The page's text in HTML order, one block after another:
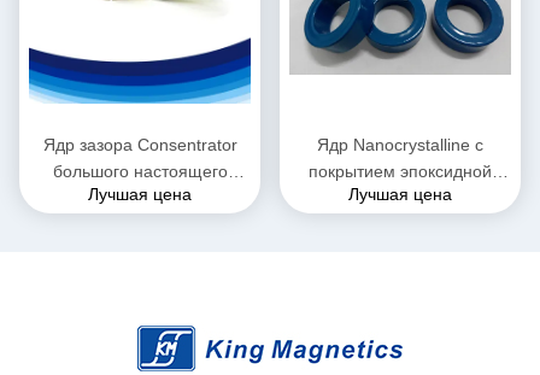
Ядр зазора Consentrator
большого настоящего
датчика Hall настоящего
Лучшая цена
Ядр Nanocrystalline с
покрытием эпоксидной
смолы для фильтра EMI
Лучшая цена